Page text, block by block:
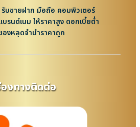
รับขายฝาก มือถือ คอมพิวเตอร์
รนด์เนม ให้ราคาสูง ดอกเบี้ยต่ำ
องหลุดจำนำราคาถูก
งทางติดต่อ